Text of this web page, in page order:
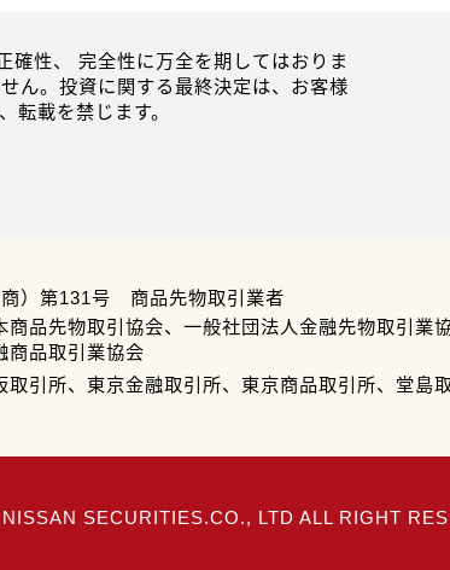
確性、 完全性に万全を期してはおりま
ん。投資に関する最終決定は、お客様
転載を禁じます。
）第131号 商品先物取引業者
商品先物取引協会、一般社団法人金融先物取引業
商品取引業協会
取引所、東京金融取引所、東京商品取引所、堂島
SECURITIES.CO., LTD ALL RIGHT